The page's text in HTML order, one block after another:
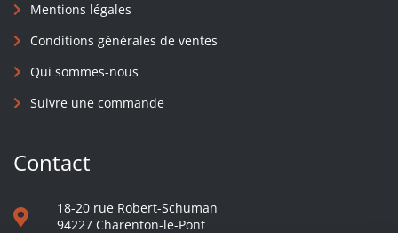
Mentions légales
Conditions générales de ventes
Qui sommes-nous
Suivre une commande
Contact
18-20 rue Robert-Schuman
94227 Charenton-le-Pont